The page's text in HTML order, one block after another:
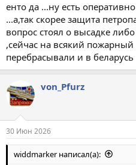
енто да ...ну есть
...а,так скорее защита
вопрос стоял о высадке
,сейчас на всякий
перебрасывали и в беларусь
von_Pfurz
30 Июн 2026
widdmarker написал(а):